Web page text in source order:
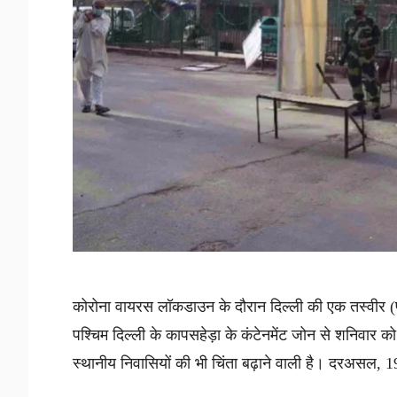
कोरोना वायरस लॉकडाउन के दौरान दिल्ली की एक
पश्चिम दिल्ली के कापसहेड़ा के कंटेनमेंट जोन से शनिवार
स्थानीय निवासियों की भी चिंता बढ़ाने वाली है।